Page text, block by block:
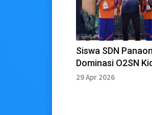
Siswa SDN
Dominasi O2SN
29 Apr 2026